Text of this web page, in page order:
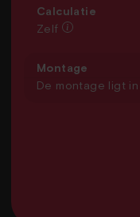
Calculatie
Zelf
Montage
De montage ligt